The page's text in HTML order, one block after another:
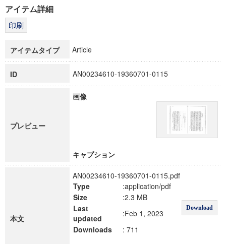
科学研究費補助金研究成果報告書
博士課程教育リーディングプログラム「超成熟社会発展のサ
アイテム詳細
アイテムタイプ Article
ID AN00234610-19360701-0115
プレビュー
画像
キャプション
本文
AN00234610-19360701-0115.pdf
Type
:application/pdf
Download
Size
:2.3 MB
Last
updated
:Feb 1, 2023
Downloads
: 711